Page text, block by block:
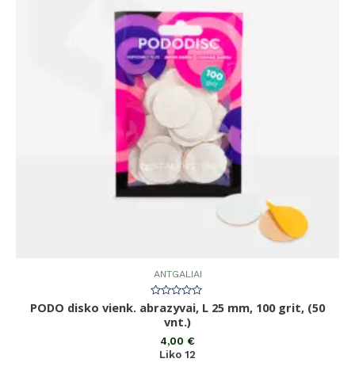
ANTGALIAI
Įvertinimas:
0
PODO disko vienk. abrazyvai, L 25 mm, 100 grit, (50
vnt.)
4,00 €
Liko 12